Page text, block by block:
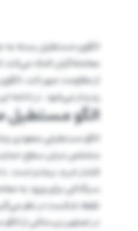
الگوی مستطیل بسته
معامله‌گران کمک می‌کند
از مقاومت عبور کند،
پدیدار می‌شود. در ادامه
الگو مستطیل
الگو مستطیلی صعودی
مشخص میان سطح حمایت و
فشار خرید بیشتر است.
سیگنالی برای ورود به
نقطه شکست در نظر
در تصاویر زیر مثالی از